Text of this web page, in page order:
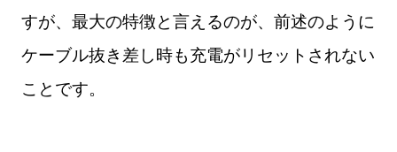
すが、最大の特徴と言えるのが、前述のように
ケーブル抜き差し時も充電がリセットされない
ことです。